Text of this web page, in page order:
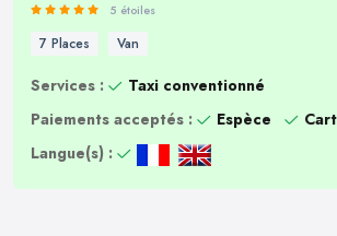
5 étoiles
7 Places Van
Services :
Taxi conventionné
Paiements acceptés :
Espèce
Langue(s) :